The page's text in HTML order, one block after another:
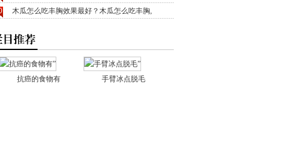
木瓜怎么吃丰胸效果最好？木瓜怎么吃丰胸,
抗癌的食物有 手臂冰点脱毛